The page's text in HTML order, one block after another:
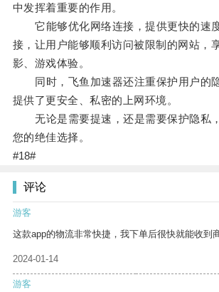
中发挥着重要的作用。
它能够优化网络连接，提供更快的速
接，让用户能够顺利访问被限制的网站，
影、游戏体验。
同时，飞鱼加速器还注重保护用户的
提供了更安全、私密的上网环境。
无论是需要提速，还是需要保护隐私
您的绝佳选择。
#18#
评论
游客
这款app的物流非常快捷，我下单后很快就能收到商
2024-01-14
游客